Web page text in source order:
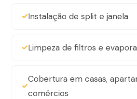
Instalação de split e janela
Limpeza de filtros e
Cobertura em casas,
comércios